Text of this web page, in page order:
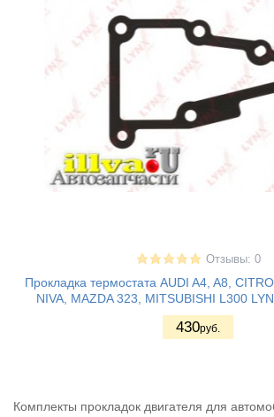
Отзывы: 0
Прокладка термостата AUDI A4, A8,
NIVA, MAZDA 323, MITSUBISHI L300
430руб.
Комплекты прокладок двигателя для